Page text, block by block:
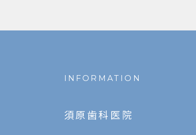
INFORMATION
須原歯科医院